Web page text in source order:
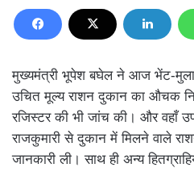
मुख्यमंत्री भूपेश बघेल ने आज भेंट-
उचित मूल्य राशन दुकान का औचक
रजिस्टर की भी जांच की। और वहाँ
राजकुमारी से दुकान में मिलने वाले
जानकारी ली। साथ ही अन्य